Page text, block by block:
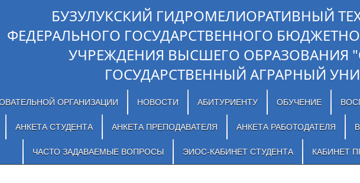
БУЗУЛУКСКИЙ ГИДРОМЕЛИОРАТИВНЫЙ
ФЕДЕРАЛЬНОГО ГОСУДАРСТВЕННОГО
УЧРЕЖДЕНИЯ ВЫСШЕГО ОБРАЗОВАНИЯ
ГОСУДАРСТВЕННЫЙ АГРАРНЫЙ
ОРГАНИЗАЦИИ НОВОСТИ АБИТУРИЕНТУ ОБУЧЕНИЕ
АНКЕТА СТУДЕНТА АНКЕТА ПРЕПОДАВАТЕЛЯ АНКЕТА РАБОТОДАТЕЛЯ
ЧАСТО ЗАДАВАЕМЫЕ ВОПРОСЫ ЭИОС-КАБИНЕТ СТУДЕНТА КАБИНЕТ